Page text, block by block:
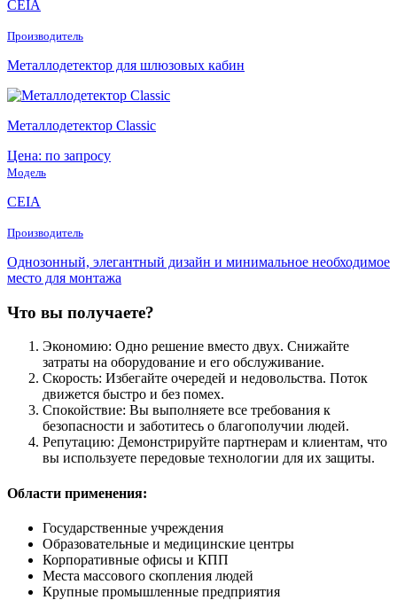
CEIA
Производитель
Металлодетектор для шлюзовых кабин
Металлодетектор Classic
Цена: по запросу
Модель
CEIA
Производитель
Однозонный, элегантный дизайн и минимальное необходимое
место для монтажа
Что вы получаете?
Экономию: Одно решение вместо двух. Снижайте
затраты на оборудование и его обслуживание.
Скорость: Избегайте очередей и недовольства. Поток
движется быстро и без помех.
Спокойствие: Вы выполняете все требования к
безопасности и заботитесь о благополучии людей.
Репутацию: Демонстрируйте партнерам и клиентам, что
вы используете передовые технологии для их защиты.
Области применения:
Государственные учреждения
Образовательные и медицинские центры
Корпоративные офисы и КПП
Места массового скопления людей
Крупные промышленные предприятия